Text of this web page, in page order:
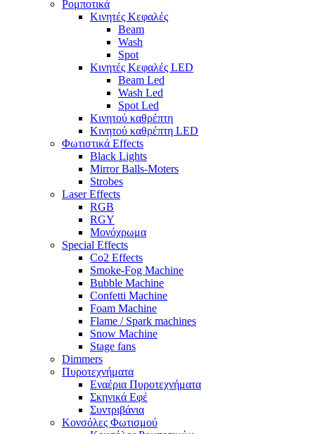
Ρομποτικά
Κινητές Κεφαλές
Beam
Wash
Spot
Κινητές Κεφαλές LED
Beam Led
Wash Led
Spot Led
Κινητού καθρέπτη
Κινητού καθρέπτη LED
Φωτιστικά Effects
Black Lights
Mirror Balls-Moters
Strobes
Laser Effects
RGB
RGY
Μονόχρωμα
Special Effects
Co2 Effects
Smoke-Fog Machine
Bubble Machine
Confetti Machine
Foam Machine
Flame / Spark machines
Snow Machine
Stage fans
Dimmers
Πυροτεχνήματα
Εναέρια Πυροτεχνήματα
Σκηνικά Εφέ
Συντριβάνια
Κονσόλες Φωτισμού